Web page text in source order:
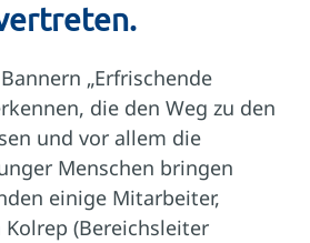
„Erfrischende
die den Weg zu den
und vor allem die
Menschen bringen
einige Mitarbeiter,
(Bereichsleiter